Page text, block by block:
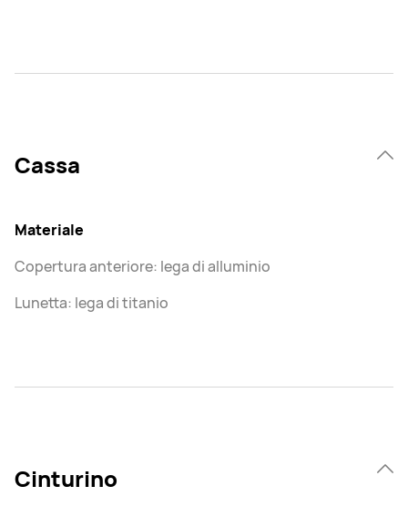
Cassa
Materiale
Copertura anteriore: lega di alluminio
Lunetta: lega di titanio
Cinturino